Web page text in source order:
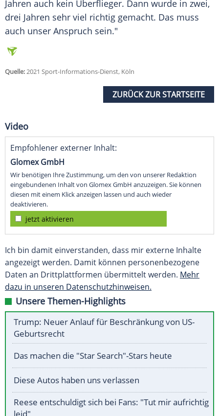
Jahren auch kein Überflieger. Dann wurde in zwei,
drei Jahren sehr viel richtig gemacht. Das muss
auch unser Anspruch sein."
Quelle:2021 Sport-Informations-Dienst, Köln
ZURÜCK ZUR STARTSEITE
Video
Empfohlener externer Inhalt:
Glomex GmbH
Wir benötigen Ihre Zustimmung, um den von unserer Redaktion
eingebundenen Inhalt von Glomex GmbH anzuzeigen. Sie können
diesen mit einem Klick anzeigen lassen und auch wieder
deaktivieren.
jetzt aktivieren
Ich bin damit einverstanden, dass mir externe Inhalte
angezeigt werden. Damit können personenbezogene
Daten an Drittplattformen übermittelt werden. Mehr
dazu in unseren Datenschutzhinweisen.
Unsere Themen-Highlights
Trump: Neuer Anlauf für Beschränkung von US-
Geburtsrecht
Das machen die "Star Search"-Stars heute
Diese Autos haben uns verlassen
Reese entschuldigt sich bei Fans: "Tut mir aufrichtig